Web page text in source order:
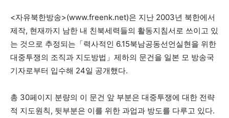
<자유북한방송>(www.freenk.net)은 지난 2003년 북한에서
제작, 현재까지 남한 내 친북세력들의 활동지침서로 쓰이고 있
는 것으로 추정되는「력사적인 6.15북남공동선언실현을 위한
대중투쟁의 조직과 지도방법」제하의 문건을 일본 모 방송국
기자로부터 입수해 24일 공개했다.
총 30페이지 분량의 이 문건 앞 부분은 대중투쟁에 대한 전략
적 지도원칙, 뒷부분은 이를 위한 과업과 방도를 다루고 있다.